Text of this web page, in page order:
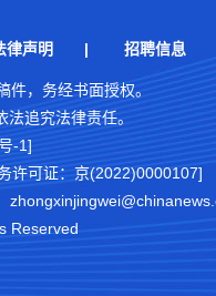
律声明 | 招聘信息
，务经书面授权。
法追究法律责任。
-1]
许可证：京(2022)0000107]
Reserved